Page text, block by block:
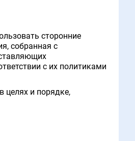
сторонние
собранная с
с их политиками
целях и порядке,